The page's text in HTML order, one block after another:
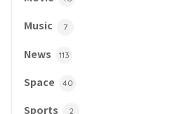
Music 7
News 113
Space 40
Sports 2